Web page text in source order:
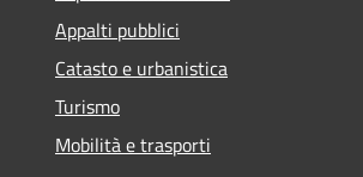
Appalti pubblici
Catasto e urbanistica
Turismo
Mobilità e trasporti